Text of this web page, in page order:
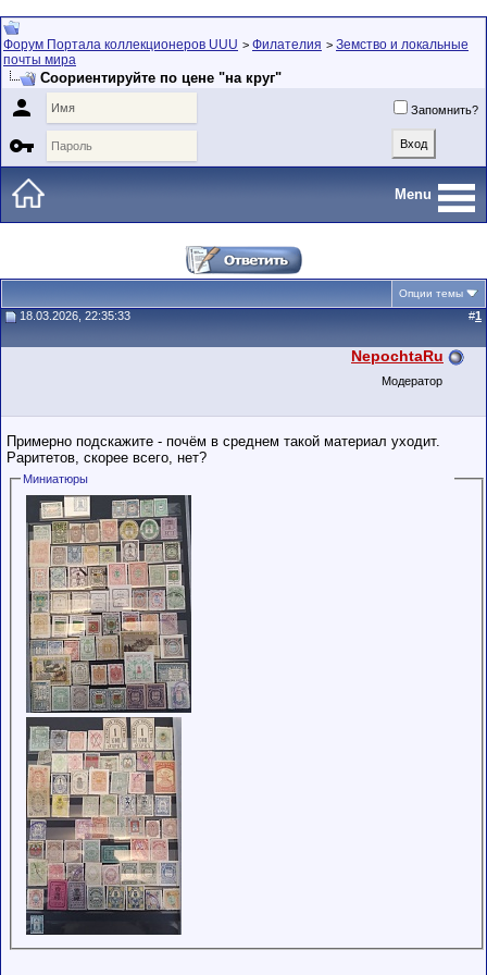
Форум Портала коллекционеров UUU > Филателия > Земство и локальные
почты мира
Соориентируйте по цене "на круг"
 Запомнить?

Menu
Опции темы
18.03.2026, 22:35:33 #1
NepochtaRu
Модератор
Примерно подскажите - почём в среднем такой материал уходит.
Раритетов, скорее всего, нет?
Миниатюры